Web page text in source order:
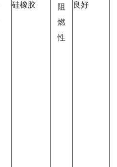
硅橡胶
阻
燃
性
良好